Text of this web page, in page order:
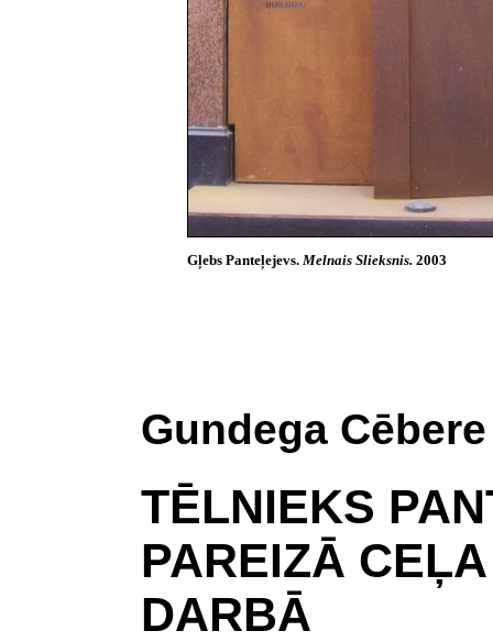
Gļebs Panteļejevs. Melnais Slieksnis. 2003
Gundega Cēbere
TĒLNIEKS
PAREIZĀ
DARBĀ